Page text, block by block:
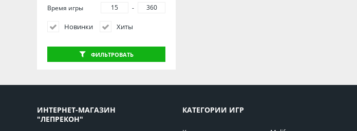
Время игры
Новинки Хиты
ФИЛЬТРОВАТЬ
ИНТЕРНЕТ-МАГАЗИН
"ЛЕПРЕКОН"
КАТЕГОРИИ ИГР